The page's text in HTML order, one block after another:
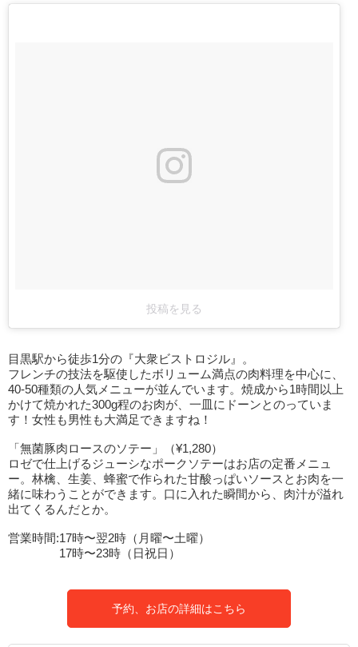
投稿を見る
目黒駅から徒歩1分の『大衆ビストロジル』。
フレンチの技法を駆使したボリューム満点の肉料理を中心に、
40-50種類の人気メニューが並んでいます。焼成から1時間以上
かけて焼かれた300g程のお肉が、一皿にドーンとのっていま
す！女性も男性も大満足できますね！
「無菌豚肉ロースのソテー」（¥1,280）
ロゼで仕上げるジューシなポークソテーはお店の定番メニュ
ー。林檎、生姜、蜂蜜で作られた甘酸っぱいソースとお肉を一
緒に味わうことができます。口に入れた瞬間から、肉汁が溢れ
出てくるんだとか。
営業時間:17時〜翌2時（月曜〜土曜）
17時〜23時（日祝日）
予約、お店の詳細はこちら